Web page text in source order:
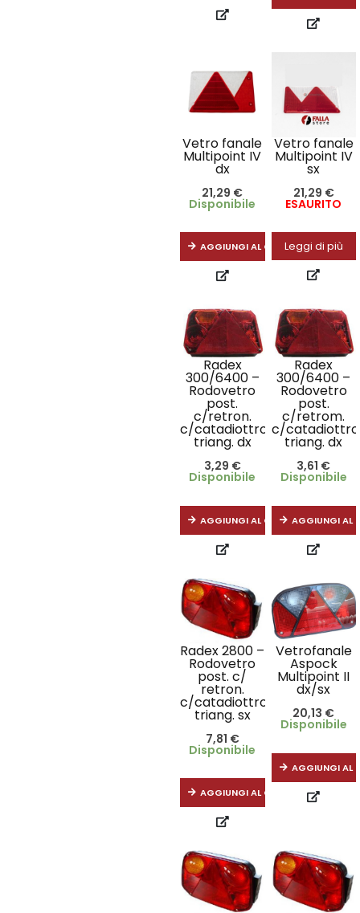
Vetro fanale
Multipoint IV
dx
21,29 €
Disponibile
AGGIUNGI AL CARRELLO
Vetro fanale
Multipoint IV
sx
21,29 €
ESAURITO
Leggi di più
Radex
300/6400 –
Rodovetro
post.
c/retron.
c/catadiottro
triang. dx
3,29 €
Disponibile
AGGIUNGI AL CARRELLO
Radex
300/6400 –
Rodovetro
post.
c/retrom.
c/catadiottro
triang. dx
3,61 €
Disponibile
AGGIUNGI AL
Radex 2800 –
Rodovetro
post. c/
retron.
c/catadiottro
triang. sx
7,81 €
Disponibile
AGGIUNGI AL CARRELLO
Vetrofanale
Aspock
Multipoint II
dx/sx
20,13 €
Disponibile
AGGIUNGI AL